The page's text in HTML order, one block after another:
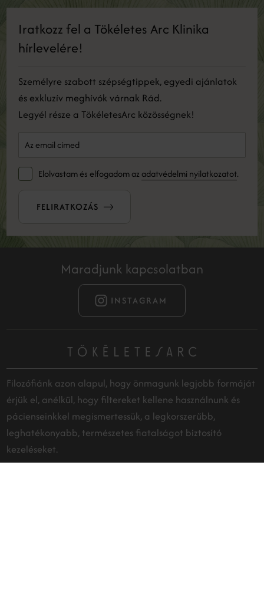
Iratkozz fel a Tökéletes Arc Klinika
hírlevelére!
Személyre szabott szépségtippek, egyedi ajánlatok
és exkluzív meghívók várnak Rád.
Legyél része a TökéletesArc közösségnek!
Elolvastam és elfogadom az adatvédelmi nyilatkozatot.
FELIRATKOZÁS
Maradjunk kapcsolatban
INSTAGRAM
Filozófiánk azon alapul, hogy önmagunk legjobb formáját
érjük el, anélkül, hogy filtereket kellene használnunk és
pácienseinkkel megismertessük, a legkorszerűbb,
leghatékonyabb, természetes fiatalságot biztosító
kezeléseket.